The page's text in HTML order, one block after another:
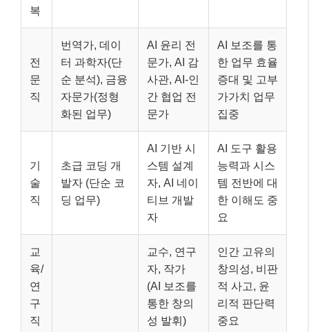
복
전
문
직
번역가, 데이
터 과학자(단
순 분석), 금융
자문가(정형
화된 업무)
AI 윤리 전
문가, AI 감
사관, AI-인
간 협업 전
문가
AI 보조를 통
한 업무 효율
증대 및 고부
가가치 업무
집중
기
술
직
초급 코딩 개
발자 (단순 코
딩 업무)
AI 기반 시
스템 설계
자, AI 네이
티브 개발
자
AI 도구 활용
능력과 시스
템 전반에 대
한 이해도 중
요
교
육/
연
구
직
교수, 연구
자, 작가
(AI 보조를
통한 창의
성 발휘)
인간 고유의
창의성, 비판
적 사고, 윤
리적 판단력
중요